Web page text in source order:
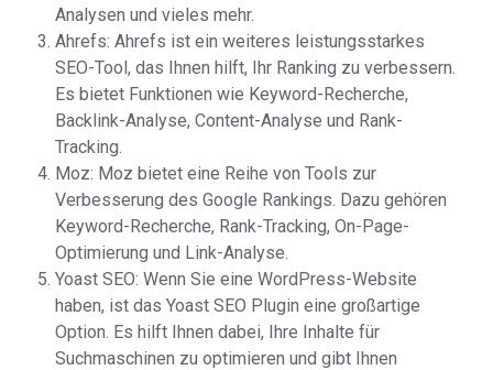
Analysen und vieles mehr.
Ahrefs: Ahrefs ist ein weiteres leistungsstarkes
SEO-Tool, das Ihnen hilft, Ihr Ranking zu verbessern.
Es bietet Funktionen wie Keyword-Recherche,
Backlink-Analyse, Content-Analyse und Rank-
Tracking.
Moz: Moz bietet eine Reihe von Tools zur
Verbesserung des Google Rankings. Dazu gehören
Keyword-Recherche, Rank-Tracking, On-Page-
Optimierung und Link-Analyse.
Yoast SEO: Wenn Sie eine WordPress-Website
haben, ist das Yoast SEO Plugin eine großartige
Option. Es hilft Ihnen dabei, Ihre Inhalte für
Suchmaschinen zu optimieren und gibt Ihnen